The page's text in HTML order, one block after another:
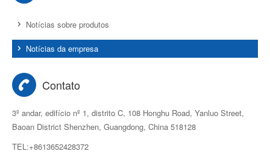
Notícias sobre produtos
Notícias da empresa
Contato
3º andar, edifício nº 1, distrito C, 108 Honghu Road, Yanluo Street,
Baoan District Shenzhen, Guangdong, China 518128
TEL:+8613652428372